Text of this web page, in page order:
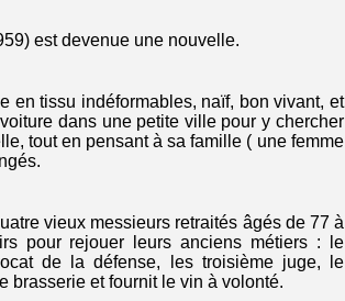
est devenue une nouvelle.
en tissu indéformables, naïf, bon vivant, et
dans une petite ville pour y chercher
tout en pensant à sa famille ( une femme
vieux messieurs retraités âgés de 77 à
pour rejouer leurs anciens métiers : le
de la défense, les troisième juge, le
brasserie et fournit le vin à volonté.